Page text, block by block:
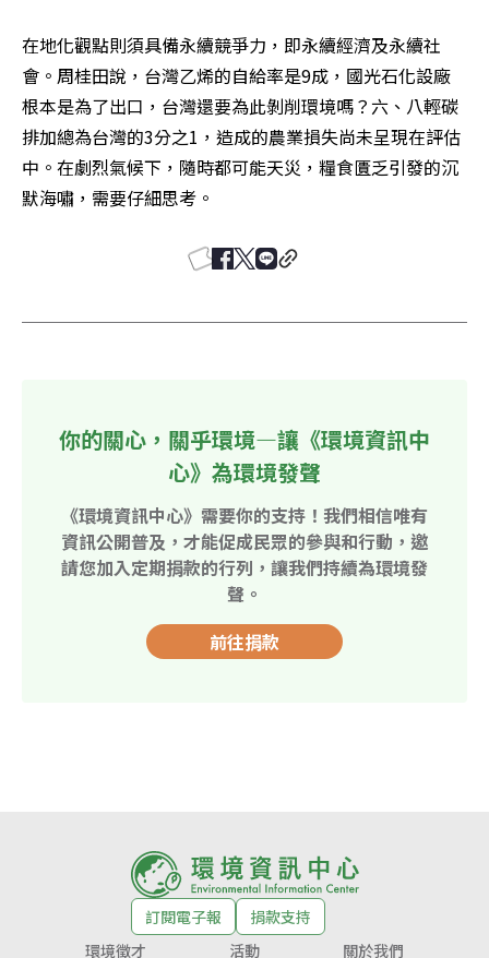
在地化觀點則須具備永續競爭力，即永續經濟及永續社
會。周桂田說，台灣乙烯的自給率是9成，國光石化設廠
根本是為了出口，台灣還要為此剝削環境嗎？六、八輕碳
排加總為台灣的3分之1，造成的農業損失尚未呈現在評估
中。在劇烈氣候下，隨時都可能天災，糧食匱乏引發的沉
默海嘯，需要仔細思考。
你的關心，關乎環境—讓《環境資訊中
心》為環境發聲
《環境資訊中心》需要你的支持！我們相信唯有
資訊公開普及，才能促成民眾的參與和行動，邀
請您加入定期捐款的行列，讓我們持續為環境發
聲。
前往捐款
訂閱電子報
捐款支持
環境徵才
活動 關於我們